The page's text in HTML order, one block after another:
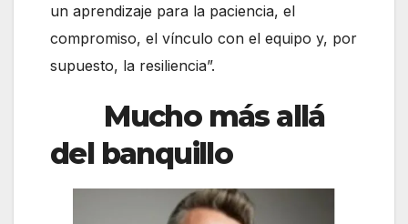
un aprendizaje para la paciencia, el
compromiso, el vínculo con el equipo y, por
supuesto, la resiliencia”.
Mucho más allá
del banquillo